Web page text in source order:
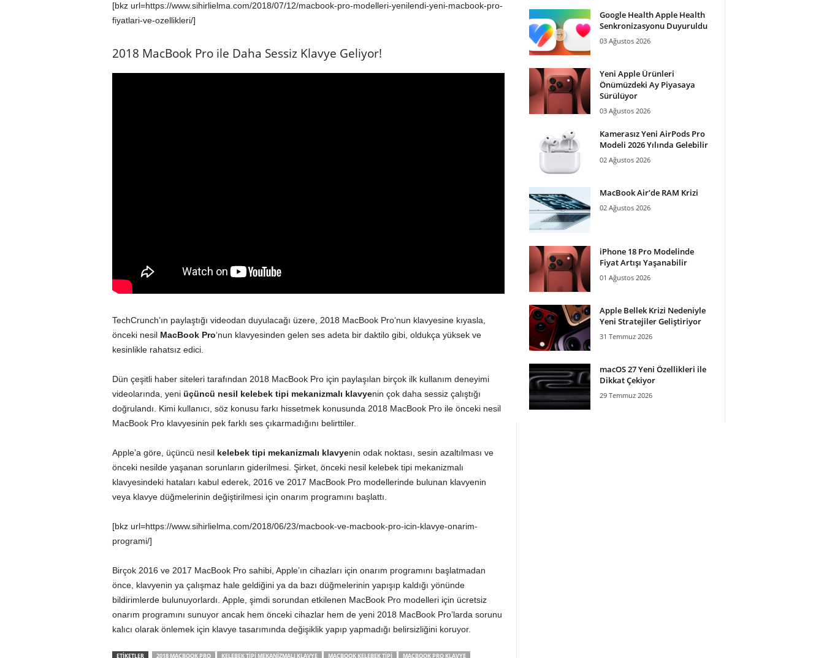
[bkz url=https://www.sihirlielma.com/2018/07/12/macbook-pro-modelleri-yenilendi-yeni-macbook-pro-
fiyatlari-ve-ozellikleri/]
2018 MacBook Pro ile Daha Sessiz Klavye Geliyor!
TechCrunch’ın paylaştığı videodan duyulacağı üzere, 2018 MacBook Pro’nun klavyesine kıyasla,
önceki nesil MacBook Pro‘nun klavyesinden gelen ses adeta bir daktilo gibi, oldukça yüksek ve
kesinlikle rahatsız edici.
Dün çeşitli haber siteleri tarafından 2018 MacBook Pro için paylaşılan birçok ilk kullanım deneyimi
videolarında, yeni üçüncü nesil kelebek tipi mekanizmalı klavyenin çok daha sessiz çalıştığı
doğrulandı. Kimi kullanıcı, söz konusu farkı hissetmek konusunda 2018 MacBook Pro ile önceki nesil
MacBook Pro klavyesinin pek farklı ses çıkarmadığını belirttiler.
Apple’a göre, üçüncü nesil kelebek tipi mekanizmalı klavyenin odak noktası, sesin azaltılması ve
önceki nesilde yaşanan sorunların giderilmesi. Şirket, önceki nesil kelebek tipi mekanizmalı
klavyesindeki hataları kabul ederek, 2016 ve 2017 MacBook Pro modellerinde bulunan klavyenin
veya klavye düğmelerinin değiştirilmesi için onarım programını başlattı.
[bkz url=https://www.sihirlielma.com/2018/06/23/macbook-ve-macbook-pro-icin-klavye-onarim-
programi/]
Birçok 2016 ve 2017 MacBook Pro sahibi, Apple’ın cihazları için onarım programını başlatmadan
önce, klavyenin ya çalışmaz hale geldiğini ya da bazı düğmelerinin yapışıp kaldığı yönünde
bildirimlerde bulunuyorlardı. Apple, şimdi sorundan etkilenen MacBook Pro modelleri için ücretsiz
onarım programını sunuyor ancak hem önceki cihazlar hem de yeni 2018 MacBook Pro’larda sorunu
kalıcı olarak önlemek için klavye tasarımında değişiklik yapıp yapmadığı belirsizliğini koruyor.
ETİKETLER 2018 MACBOOK PRO KELEBEK TIPI MEKANIZMALI KLAVYE MACBOOK KELEBEK TIPI MACBOOK PRO KLAVYE
Google Health Apple Health
Senkronizasyonu Duyuruldu
03 Ağustos 2026
Yeni Apple Ürünleri
Önümüzdeki Ay Piyasaya
Sürülüyor
03 Ağustos 2026
Kamerasız Yeni AirPods Pro
Modeli 2026 Yılında Gelebilir
02 Ağustos 2026
MacBook Air’de RAM Krizi
02 Ağustos 2026
iPhone 18 Pro Modelinde
Fiyat Artışı Yaşanabilir
01 Ağustos 2026
Apple Bellek Krizi Nedeniyle
Yeni Stratejiler Geliştiriyor
31 Temmuz 2026
macOS 27 Yeni Özellikleri ile
Dikkat Çekiyor
29 Temmuz 2026